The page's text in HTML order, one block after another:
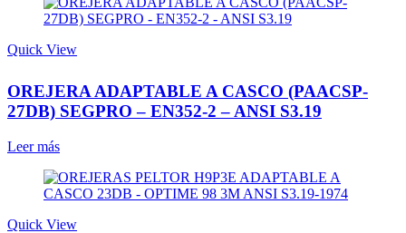
Quick View
OREJERA ADAPTABLE A CASCO (PAACSP-
27DB) SEGPRO – EN352-2 – ANSI S3.19
Leer más
Quick View